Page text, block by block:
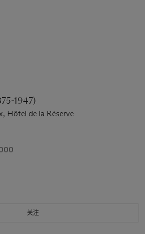
1947)
Hôtel de la Réserve
关注